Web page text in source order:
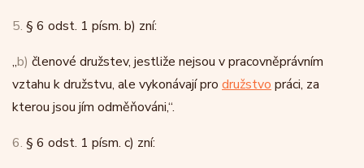
5. § 6 odst. 1 písm. b) zní:
„b) členové družstev, jestliže nejsou v pracovněprávním
vztahu k družstvu, ale vykonávají pro družstvo práci, za
kterou jsou jím odměňováni,“.
6. § 6 odst. 1 písm. c) zní: